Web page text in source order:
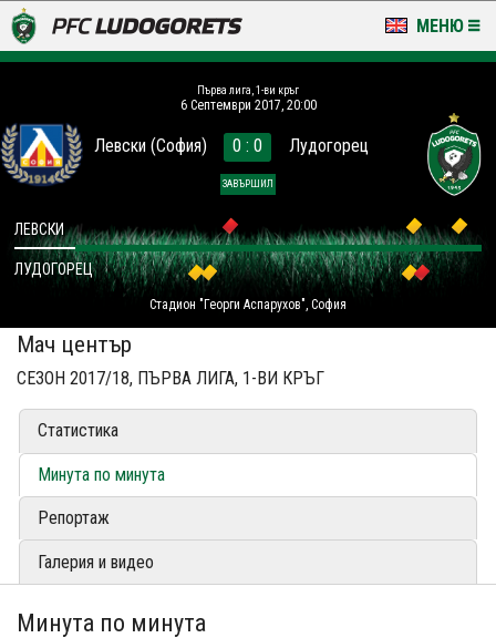
МЕНЮ
LUDOGORETS TV
НА ТЕРЕНА
СТАДИОН & БАЗИ
КЛУБ
ЗА ФЕНОВЕ
Първа лига, 1-ви кръг
6 Септември 2017, 20:00
Левски (София) 0 : 0
ЗАВЪРШИЛ
Лудогорец
Стадион "Георги Аспарухов", София
ЛЕВСКИ
ЛУДОГОРЕЦ
Мач център
СЕЗОН 2017/18, ПЪРВА ЛИГА, 1-ВИ КРЪГ
Статистика
Минута по минута
Репортаж
Галерия и видео
Минута по минута